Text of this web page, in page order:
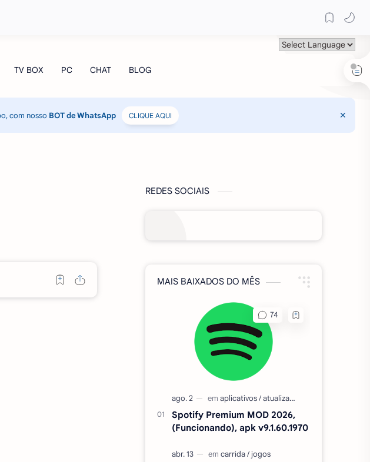
com nosso BOT de WhatsApp CLIQUE AQUI
REDES SOCIAIS
MAIS BAIXADOS DO MÊS
Spotify Premium MOD 2026,
(Funcionando), apk v9.1.60.1970